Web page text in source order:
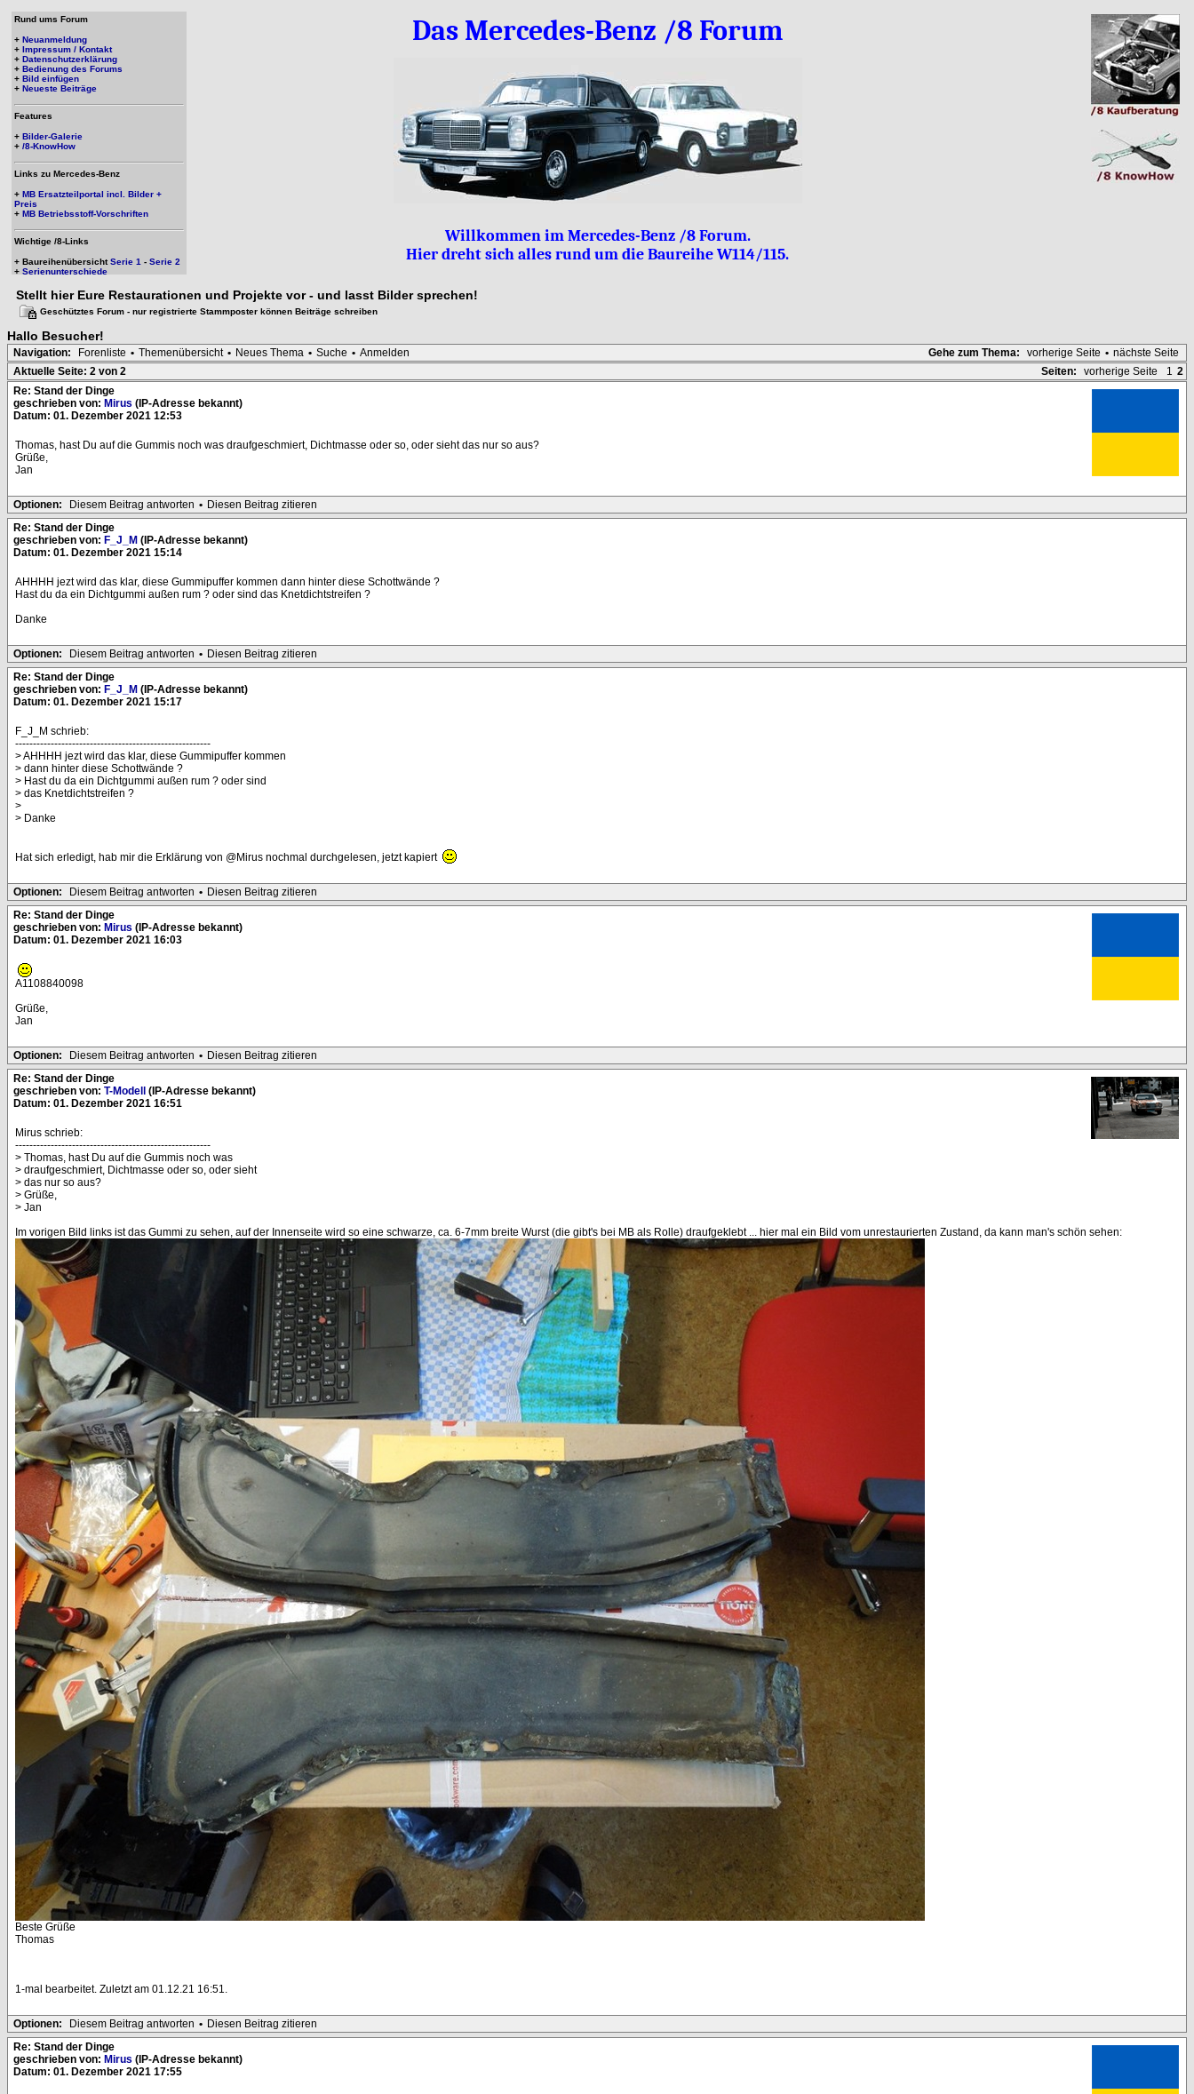
Rund ums Forum
+ Neuanmeldung
+ Impressum / Kontakt
+ Datenschutzerklärung
+ Bedienung des Forums
+ Bild einfügen
+ Neueste Beiträge
Features
+ Bilder-Galerie
+ /8-KnowHow
Links zu Mercedes-Benz
+ MB Ersatzteilportal incl. Bilder +
Preis
+ MB Betriebsstoff-Vorschriften
Wichtige /8-Links
+ BaureihenübersichtSerie 1 - Serie 2
+ Serienunterschiede
Das Mercedes-Benz /8 Forum
Willkommen im Mercedes-Benz /8 Forum.
Hier dreht sich alles rund um die Baureihe W114/115.
Stellt hier Eure Restaurationen und Projekte vor - und lasst Bilder sprechen!
Geschütztes Forum - nur registrierte Stammposter können Beiträge schreiben
Hallo Besucher!
Gehe zum Thema: vorherige Seite • nächste Seite
Navigation: Forenliste • Themenübersicht • Neues Thema • Suche • Anmelden
Seiten:
vorherige Seite 1 2
Aktuelle Seite: 2 von 2
Re: Stand der Dinge
geschrieben von: Mirus (IP-Adresse bekannt)
Datum: 01. Dezember 2021 12:53
Thomas, hast Du auf die Gummis noch was draufgeschmiert, Dichtmasse oder so, oder sieht das nur so aus?
Grüße,
Jan
Optionen: Diesem Beitrag antworten • Diesen Beitrag zitieren
Re: Stand der Dinge
geschrieben von: F_J_M (IP-Adresse bekannt)
Datum: 01. Dezember 2021 15:14
AHHHH jezt wird das klar, diese Gummipuffer kommen dann hinter diese Schottwände ?
Hast du da ein Dichtgummi außen rum ? oder sind das Knetdichtstreifen ?
Danke
Optionen: Diesem Beitrag antworten • Diesen Beitrag zitieren
Re: Stand der Dinge
geschrieben von: F_J_M (IP-Adresse bekannt)
Datum: 01. Dezember 2021 15:17
F_J_M schrieb:
-------------------------------------------------------
> AHHHH jezt wird das klar, diese Gummipuffer kommen
> dann hinter diese Schottwände ?
> Hast du da ein Dichtgummi außen rum ? oder sind
> das Knetdichtstreifen ?
>
> Danke
Hat sich erledigt, hab mir die Erklärung von @Mirus nochmal durchgelesen, jetzt kapiert
Optionen: Diesem Beitrag antworten • Diesen Beitrag zitieren
Re: Stand der Dinge
geschrieben von: Mirus (IP-Adresse bekannt)
Datum: 01. Dezember 2021 16:03
A1108840098
Grüße,
Jan
Optionen: Diesem Beitrag antworten • Diesen Beitrag zitieren
Re: Stand der Dinge
geschrieben von: T-Modell
(IP-Adresse bekannt)
Datum: 01. Dezember 2021 16:51
Mirus schrieb:
-------------------------------------------------------
> Thomas, hast Du auf die Gummis noch was
> draufgeschmiert, Dichtmasse oder so, oder sieht
> das nur so aus?
> Grüße,
> Jan
Im vorigen Bild links ist das Gummi zu sehen, auf der Innenseite wird so eine schwarze, ca. 6-7mm breite Wurst (die gibt's bei MB als Rolle) draufgeklebt ... hier mal ein Bild vom unrestaurierten Zustand, da kann man's schön sehen:
Beste Grüße
Thomas
1-mal bearbeitet. Zuletzt am 01.12.21 16:51.
Optionen: Diesem Beitrag antworten • Diesen Beitrag zitieren
Re: Stand der Dinge
geschrieben von: Mirus (IP-Adresse bekannt)
Datum: 01. Dezember 2021 17:55